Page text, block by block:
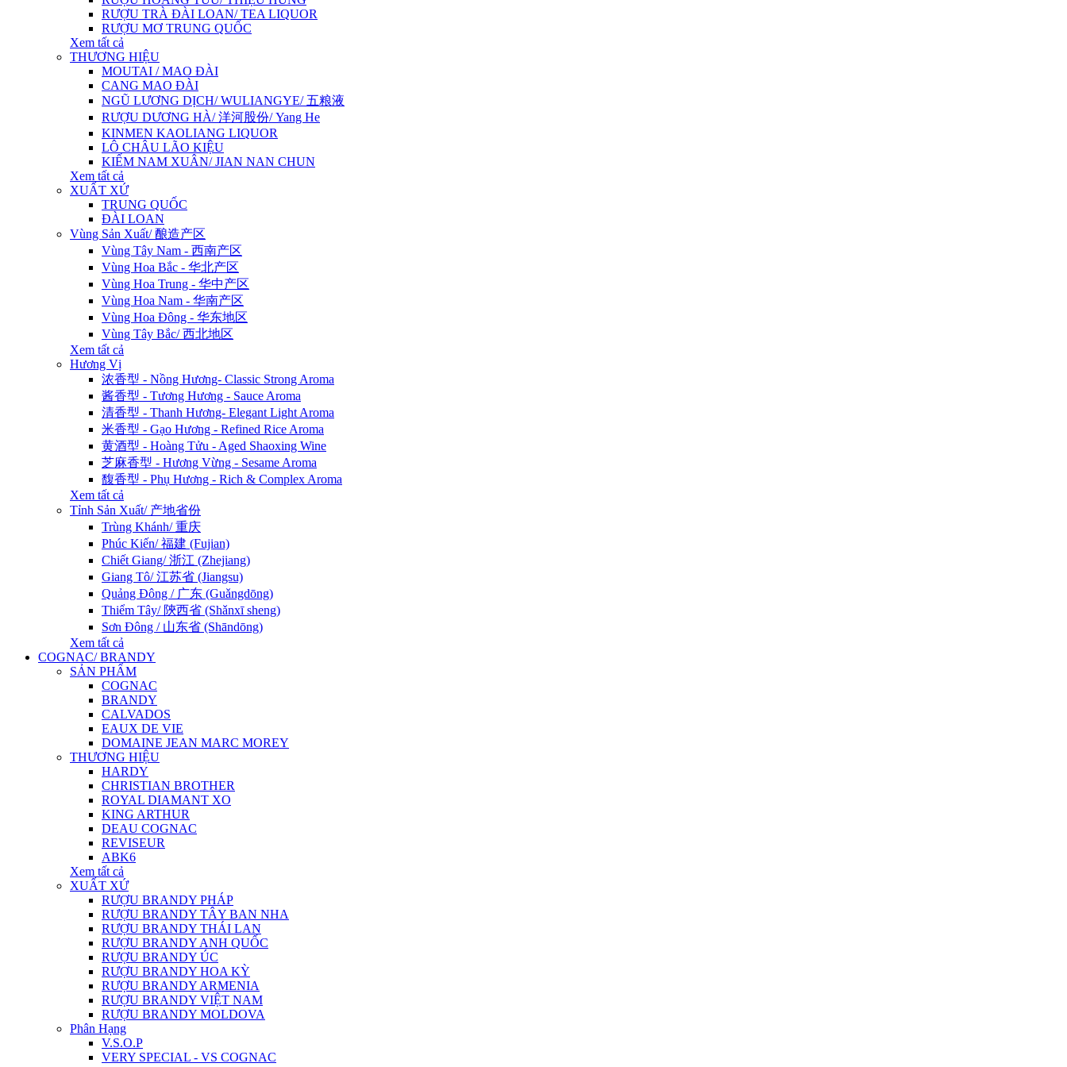
RƯỢU TRÀ ĐÀI LOAN/ TEA LIQUOR
RƯỢU MƠ TRUNG QUỐC
Xem tất cả
THƯƠNG HIỆU
MOUTAI / MAO ĐÀI
CANG MAO ĐÀI
NGŨ LƯƠNG DỊCH/ WULIANGYE/ 五粮液
RƯỢU DƯƠNG HÀ/ 洋河股份/ Yang He
KINMEN KAOLIANG LIQUOR
LÔ CHÂU LÃO KIỆU
KIẾM NAM XUÂN/ JIAN NAN CHUN
Xem tất cả
XUẤT XỨ
TRUNG QUỐC
ĐÀI LOAN
Vùng Sản Xuất/ 酿造产区
Vùng Tây Nam - 西南产区
Vùng Hoa Bắc - 华北产区
Vùng Hoa Trung - 华中产区
Vùng Hoa Nam - 华南产区
Vùng Hoa Đông - 华东地区
Vùng Tây Bắc/ 西北地区
Xem tất cả
Hương Vị
浓香型 - Nồng Hương- Classic Strong Aroma
酱香型 - Tương Hương - Sauce Aroma
清香型 - Thanh Hương- Elegant Light Aroma
米香型 - Gạo Hương - Refined Rice Aroma
黄酒型 - Hoàng Tửu - Aged Shaoxing Wine
芝麻香型 - Hương Vừng - Sesame Aroma
馥香型 - Phụ Hương - Rich & Complex Aroma
Xem tất cả
Tỉnh Sản Xuất/ 产地省份
Trùng Khánh/ 重庆
Phúc Kiến/ 福建 (Fujian)
Chiết Giang/ 浙江 (Zhejiang)
Giang Tô/ 江苏省 (Jiangsu)
Quảng Đông / 广东 (Guǎngdōng)
Thiểm Tây/ 陝西省 (Shǎnxī sheng)
Sơn Đông / 山东省 (Shāndōng)
Xem tất cả
COGNAC/ BRANDY
SẢN PHẨM
COGNAC
BRANDY
CALVADOS
EAUX DE VIE
DOMAINE JEAN MARC MOREY
THƯƠNG HIỆU
HARDY
CHRISTIAN BROTHER
ROYAL DIAMANT XO
KING ARTHUR
DEAU COGNAC
REVISEUR
ABK6
Xem tất cả
XUẤT XỨ
RƯỢU BRANDY PHÁP
RƯỢU BRANDY TÂY BAN NHA
RƯỢU BRANDY THÁI LAN
RƯỢU BRANDY ANH QUỐC
RƯỢU BRANDY ÚC
RƯỢU BRANDY HOA KỲ
RƯỢU BRANDY ARMENIA
RƯỢU BRANDY VIỆT NAM
RƯỢU BRANDY MOLDOVA
Phân Hạng
V.S.O.P
VERY SPECIAL - VS COGNAC